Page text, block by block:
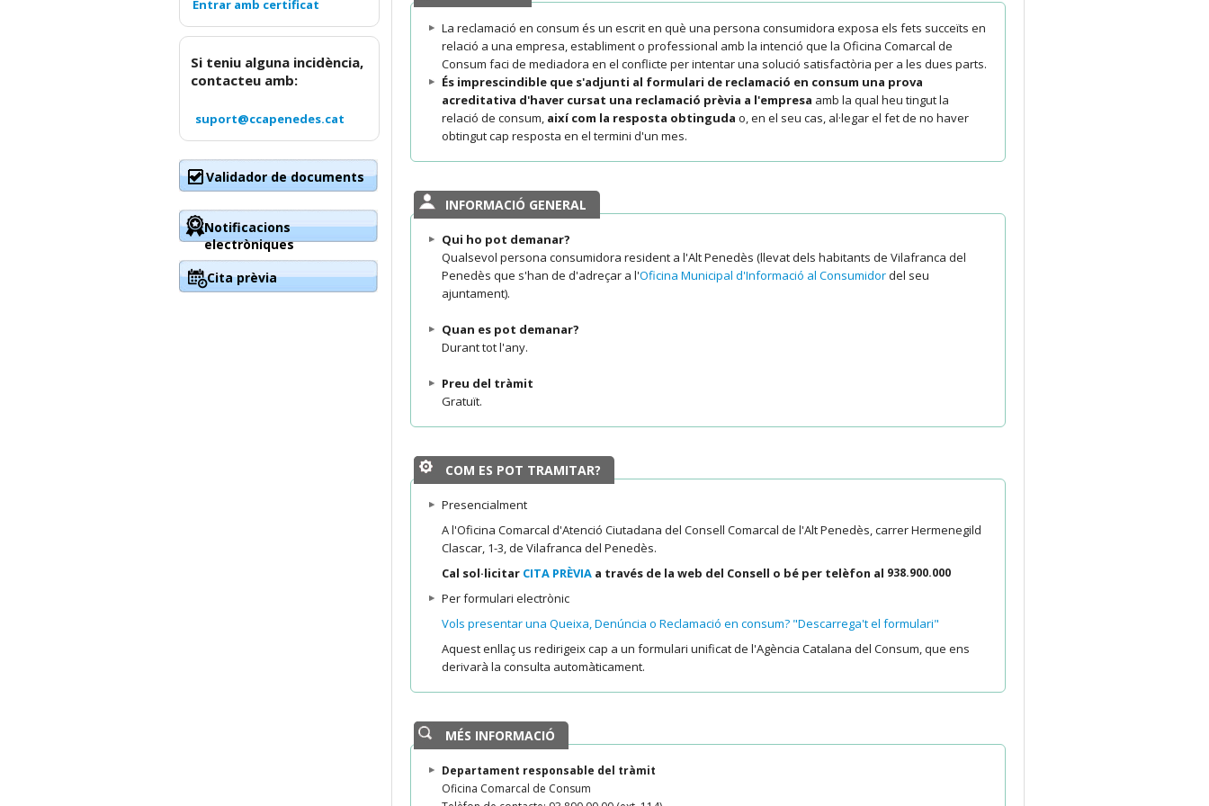
La reclamació en consum és un escrit en què una persona consumidora exposa els fets succeïts en
relació a una empresa, establiment o professional amb la intenció que la Oficina Comarcal de
Consum faci de mediadora en el conflicte per intentar una solució satisfactòria per a les dues parts.
És imprescindible que s'adjunti al formulari de reclamació en consum una prova
acreditativa d'haver cursat una reclamació prèvia a l'empresa amb la qual heu tingut la
relació de consum, així com la resposta obtinguda o, en el seu cas, al·legar el fet de no haver
obtingut cap resposta en el termini d'un mes.
INFORMACIÓ GENERAL
Qui ho pot demanar?
Qualsevol persona consumidora resident a l'Alt Penedès (llevat dels habitants de Vilafranca del
Penedès que s'han de d'adreçar a l'Oficina Municipal d'Informació al Consumidordel seu
ajuntament).
Quan es pot demanar?
Durant tot l'any.
Preu del tràmit
Gratuït.
COM ES POT TRAMITAR?
Presencialment
A l'Oficina Comarcal d'Atenció Ciutadana del Consell Comarcal de l'Alt Penedès, carrer Hermenegild
Clascar, 1-3, de Vilafranca del Penedès.
Cal sol·licitar CITA PRÈVIA a través de la web del Consell o bé per telèfon al 938.900.000
Per formulari electrònic
Vols presentar una Queixa, Denúncia o Reclamació en consum? "Descarrega't el formulari"
Aquest enllaç us redirigeix cap a un formulari unificat de l'Agència Catalana del Consum, que ens
derivarà la consulta automàticament.
MÉS INFORMACIÓ
Departament responsable del tràmit
Oficina Comarcal de Consum
Si teniu alguna incidència,
contacteu amb:
suport@ccapenedes.cat
Validador de documents
Notificacions
electròniques
Cita prèvia